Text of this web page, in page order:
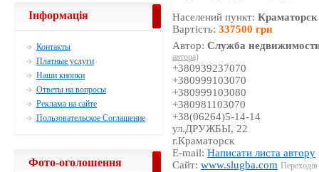
Населений пункт:Краматорск
Вартість:337500 грн
Автор:Служба
автора)
+380939237070
+380999103070
+380999103080
+380981103070
+38(06264)5-14-14
ул.ДРУЖБЫ, 22
г.Краматорск
E-mail:Написати листа автору
Сайт:www.slugba.com
Інформація
Контакты
Платные услуги
Наши кнопки
Ответы на вопросы
Реклама на сайте
Пользовательское Соглашение
Фото-оголошення